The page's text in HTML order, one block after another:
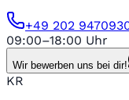
+49 202
09:00–18:00 Uhr
Wir bewerben uns bei dir!
KR